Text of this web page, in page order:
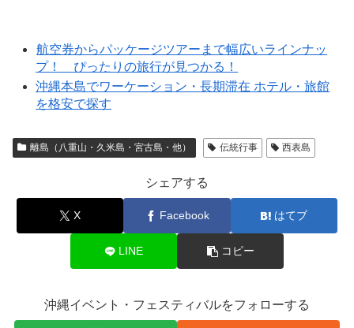
航空券からパッケージツアーまで幅広いラインナッ
プ！ ぴったりの旅行が見つかる！
沖縄本島でワーケーション・長期滞在 ホテル・旅館
を格安で探す
離島（八重山・久米島・宮古島・他） 伝統行事 西表島
シェアする
X Facebook はてブ
LINE コピー
沖縄イベント・フェスティバルをフォローする